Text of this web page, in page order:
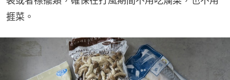
捱菜。